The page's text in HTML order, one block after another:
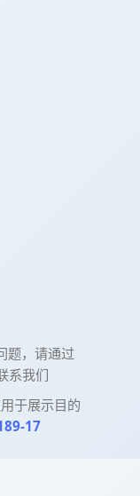
题，请通过
系我们
于展示目的
17